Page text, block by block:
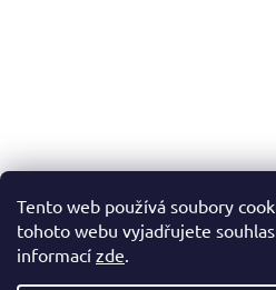
Tento web používá soubory
tohoto webu vyjadřujete
informací zde.